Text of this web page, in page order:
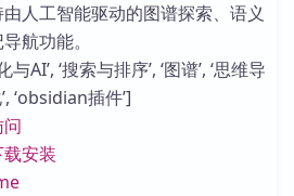
人工智能驱动的图谱探索、语义
航功能。
AI’, ‘搜索与排序’, ‘图谱’, ‘思维导
‘obsidian插件’]
安装